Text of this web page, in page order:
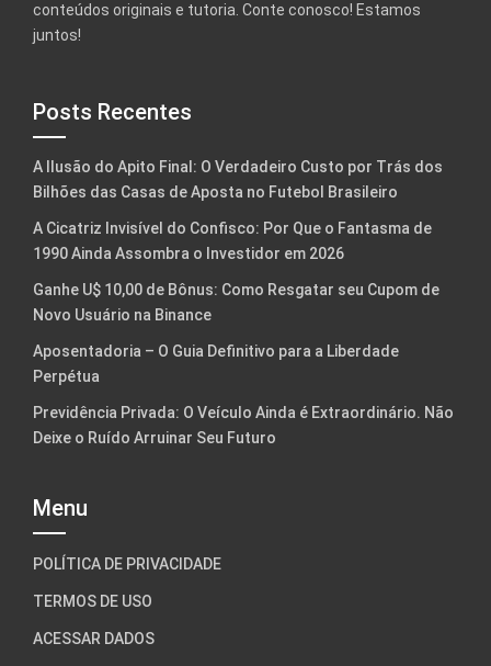
conteúdos originais e tutoria. Conte conosco! Estamos
juntos!
Posts Recentes
A Ilusão do Apito Final: O Verdadeiro Custo por Trás dos
Bilhões das Casas de Aposta no Futebol Brasileiro
A Cicatriz Invisível do Confisco: Por Que o Fantasma de
1990 Ainda Assombra o Investidor em 2026
Ganhe U$ 10,00 de Bônus: Como Resgatar seu Cupom de
Novo Usuário na Binance
Aposentadoria – O Guia Definitivo para a Liberdade
Perpétua
Previdência Privada: O Veículo Ainda é Extraordinário. Não
Deixe o Ruído Arruinar Seu Futuro
Menu
POLÍTICA DE PRIVACIDADE
TERMOS DE USO
ACESSAR DADOS